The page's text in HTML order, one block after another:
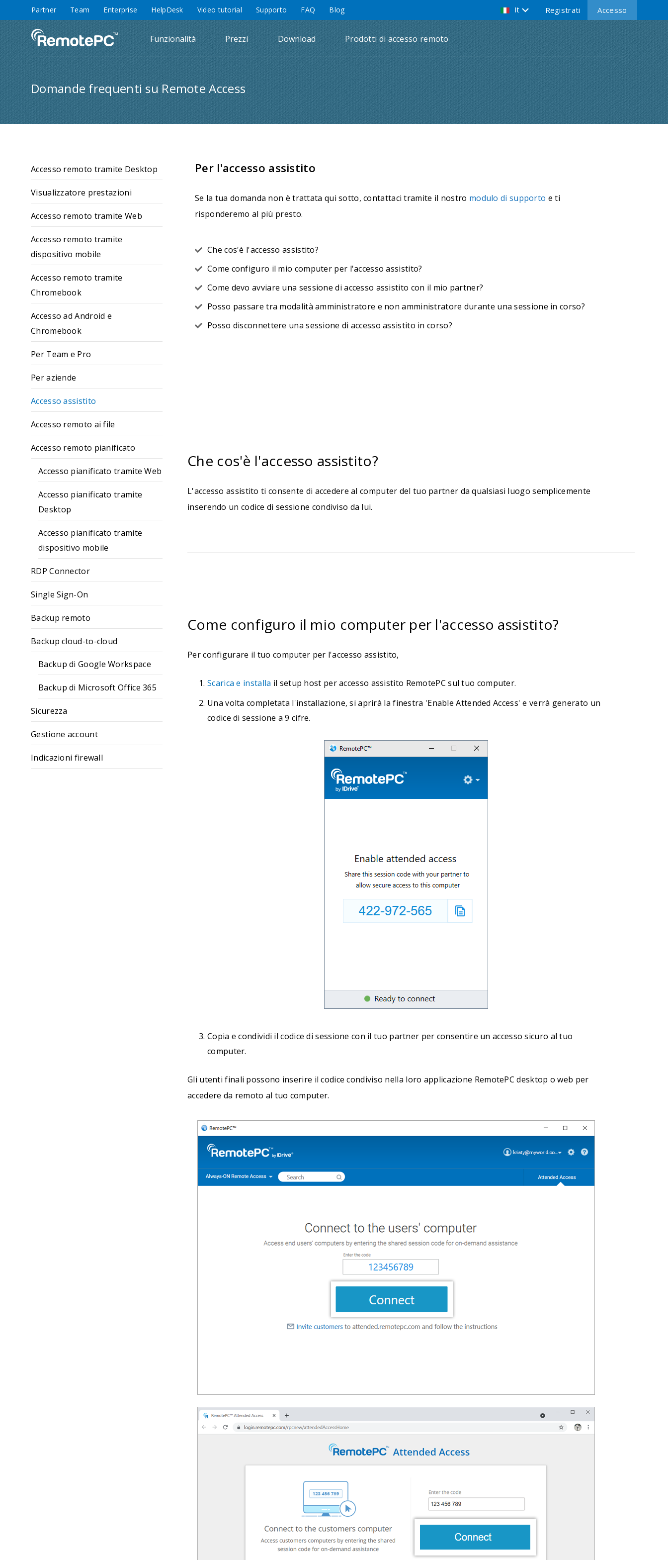
Partner Team Enterprise HelpDesk Video tutorial Supporto FAQ Blog It Accesso
Registrati
Funzionalità Prezzi Download Prodotti di accesso remoto
Domande frequenti su Remote Access
Accesso remoto tramite Desktop
Visualizzatore prestazioni
Accesso remoto tramite Web
Accesso remoto tramite
dispositivo mobile
Accesso remoto tramite
Chromebook
Accesso ad Android e
Chromebook
Per Team e Pro
Per aziende
Accesso assistito
Accesso remoto ai file
Accesso remoto pianificato
Accesso pianificato tramite Web
Accesso pianificato tramite
Desktop
Accesso pianificato tramite
dispositivo mobile
RDP Connector
Single Sign-On
Backup remoto
Backup cloud-to-cloud
Backup di Google Workspace
Backup di Microsoft Office 365
Sicurezza
Gestione account
Indicazioni firewall
Per l'accesso assistito
Se la tua domanda non è trattata qui sotto, contattaci tramite il nostro modulo di supporto e ti
risponderemo al più presto.
Che cos'è l'accesso assistito?
Come configuro il mio computer per l'accesso assistito?
Come devo avviare una sessione di accesso assistito con il mio partner?
Posso passare tra modalità amministratore e non amministratore durante una sessione in corso?
Posso disconnettere una sessione di accesso assistito in corso?
Che cos'è l'accesso assistito?
L'accesso assistito ti consente di accedere al computer del tuo partner da qualsiasi luogo semplicemente
inserendo un codice di sessione condiviso da lui.
Come configuro il mio computer per l'accesso assistito?
Per configurare il tuo computer per l'accesso assistito,
Scarica e installa il setup host per accesso assistito RemotePC sul tuo computer.
Una volta completata l'installazione, si aprirà la finestra 'Enable Attended Access' e verrà generato un
codice di sessione a 9 cifre.
Copia e condividi il codice di sessione con il tuo partner per consentire un accesso sicuro al tuo
computer.
Gli utenti finali possono inserire il codice condiviso nella loro applicazione RemotePC desktop o web per
accedere da remoto al tuo computer.